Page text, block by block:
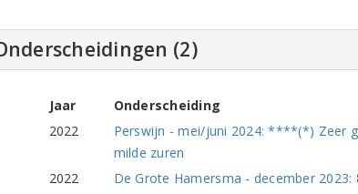
(2)
Jaar
Onderscheiding
2022
Perswijn - mei/juni 2024: ****(*) Zeer
milde zuren
2022
De Grote Hamersma - december